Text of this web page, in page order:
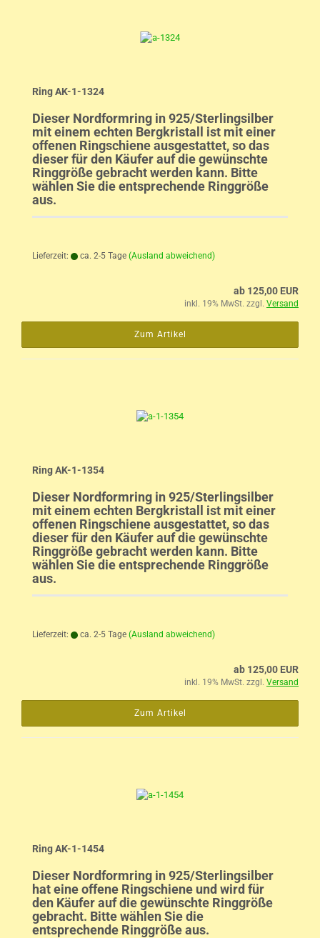
Ring AK-1-1324
Dieser Nordformring in 925/Sterlingsilber
mit einem echten Bergkristall ist mit einer
offenen Ringschiene ausgestattet, so das
dieser für den Käufer auf die gewünschte
Ringgröße gebracht werden kann. Bitte
wählen Sie die entsprechende Ringgröße
aus.
Lieferzeit: ca. 2-5 Tage (Ausland abweichend)
ab 125,00 EUR
inkl. 19% MwSt. zzgl. Versand
Zum Artikel
Ring AK-1-1354
Dieser Nordformring in 925/Sterlingsilber
mit einem echten Bergkristall ist mit einer
offenen Ringschiene ausgestattet, so das
dieser für den Käufer auf die gewünschte
Ringgröße gebracht werden kann. Bitte
wählen Sie die entsprechende Ringgröße
aus.
Lieferzeit: ca. 2-5 Tage (Ausland abweichend)
ab 125,00 EUR
inkl. 19% MwSt. zzgl. Versand
Zum Artikel
Ring AK-1-1454
Dieser Nordformring in 925/Sterlingsilber
hat eine offene Ringschiene und wird für
den Käufer auf die gewünschte Ringgröße
gebracht. Bitte wählen Sie die
entsprechende Ringgröße aus.